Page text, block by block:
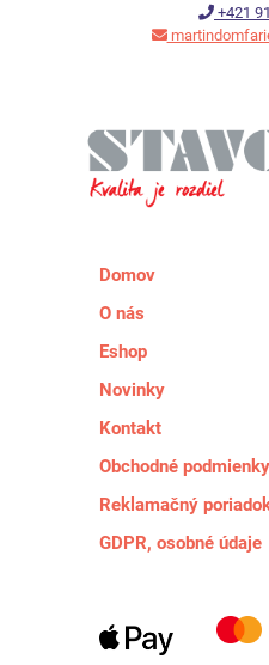
+421
Domov
O nás
Eshop
Novinky
Kontakt
Obchodné podmienky
Reklamačný
GDPR, osobné údaje